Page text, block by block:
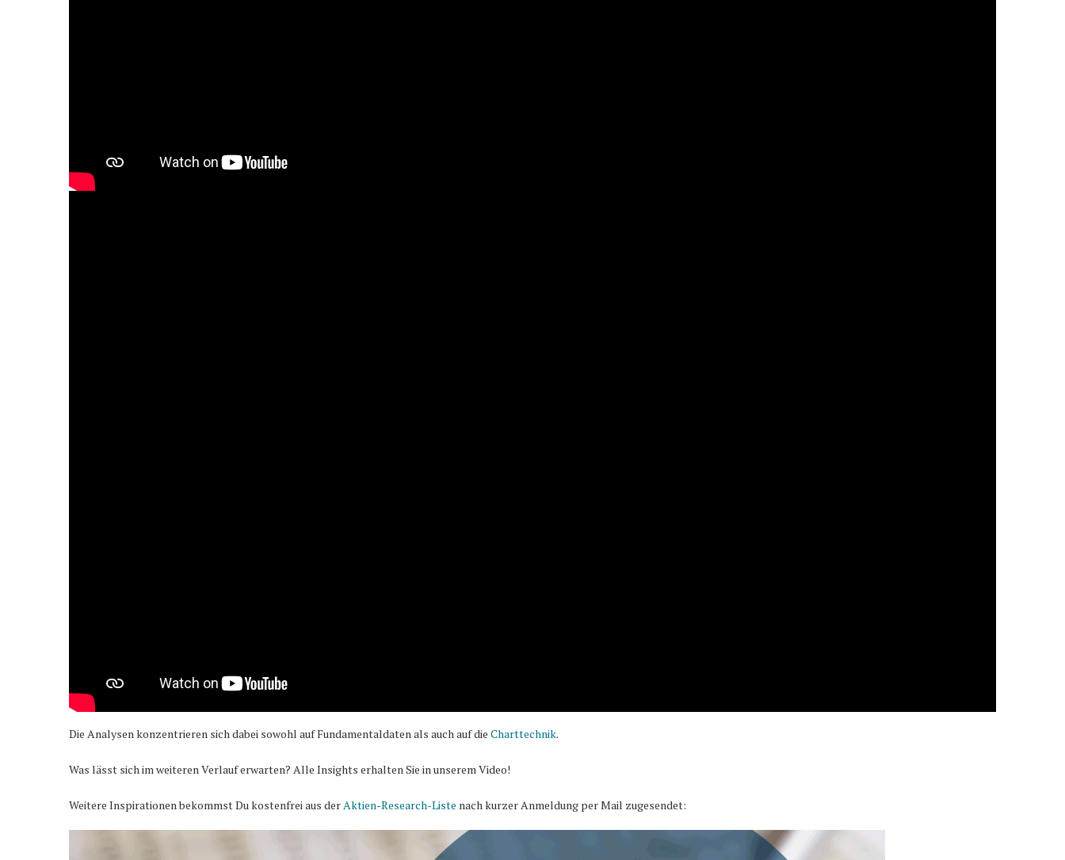
Die Analysen konzentrieren sich dabei sowohl auf Fundamentaldaten als auch auf die Charttechnik.
Was lässt sich im weiteren Verlauf erwarten? Alle Insights erhalten Sie in unserem Video!
Weitere Inspirationen bekommst Du kostenfrei aus der Aktien-Research-Liste nach kurzer Anmeldung per Mail zugesendet: